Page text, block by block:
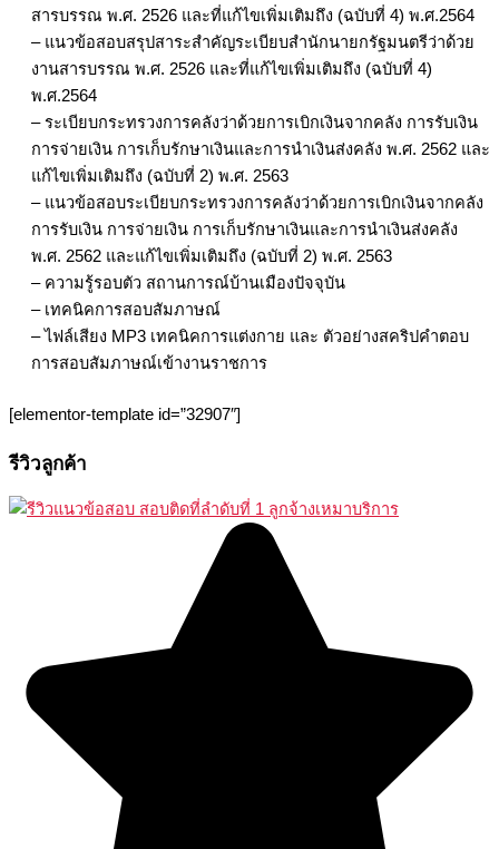
สารบรรณ พ.ศ. 2526 และที่แก้ไขเพิ่มเติมถึง (ฉบับที่ 4) พ.ศ.2564
– แนวข้อสอบสรุปสาระสำคัญระเบียบสำนักนายกรัฐมนตรีว่าด้วย
งานสารบรรณ พ.ศ. 2526 และที่แก้ไขเพิ่มเติมถึง (ฉบับที่ 4)
พ.ศ.2564
– ระเบียบกระทรวงการคลังว่าด้วยการเบิกเงินจากคลัง การรับเงิน
การจ่ายเงิน การเก็บรักษาเงินและการนำเงินส่งคลัง พ.ศ. 2562 และ
แก้ไขเพิ่มเติมถึง (ฉบับที่ 2) พ.ศ. 2563
– แนวข้อสอบระเบียบกระทรวงการคลังว่าด้วยการเบิกเงินจากคลัง
การรับเงิน การจ่ายเงิน การเก็บรักษาเงินและการนำเงินส่งคลัง
พ.ศ. 2562 และแก้ไขเพิ่มเติมถึง (ฉบับที่ 2) พ.ศ. 2563
– ความรู้รอบตัว สถานการณ์บ้านเมืองปัจจุบัน
– เทคนิคการสอบสัมภาษณ์
– ไฟล์เสียง MP3 เทคนิคการแต่งกาย และ ตัวอย่างสคริปคำตอบ
การสอบสัมภาษณ์เข้างานราชการ
[elementor-template id=”32907″]
รีวิวลูกค้า